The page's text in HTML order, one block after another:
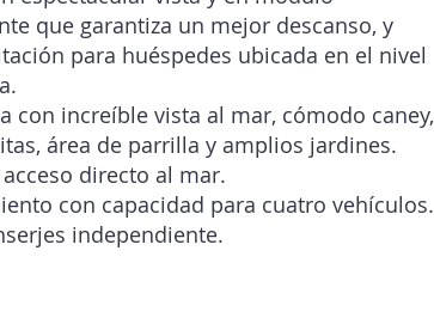
que garantiza un mejor descanso, y
para huéspedes ubicada en el nivel
con increíble vista al mar, cómodo caney,
área de parrilla y amplios jardines.
directo al mar.
con capacidad para cuatro vehículos.
independiente.